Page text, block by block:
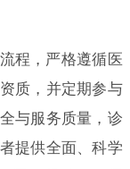
程，严格遵循医
质，并定期参与
与服务质量，诊
提供全面、科学